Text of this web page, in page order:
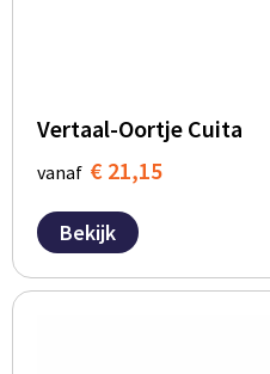
Vertaal-Oortje Cuita
vanaf € 21,15
Bekijk